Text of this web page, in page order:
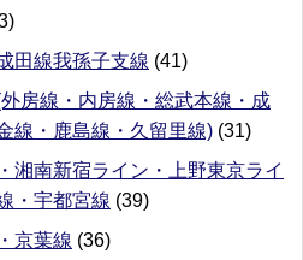
田線我孫子支線 (41)
房線・内房線・総武本線・成
線・鹿島線・久留里線) (31)
湘南新宿ライン・上野東京ライ
・宇都宮線 (39)
京葉線 (36)